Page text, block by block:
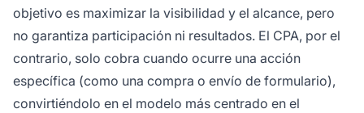
objetivo es maximizar la visibilidad y el alcance, pero
no garantiza participación ni resultados. El CPA, por el
contrario, solo cobra cuando ocurre una acción
específica (como una compra o envío de formulario),
convirtiéndolo en el modelo más centrado en el